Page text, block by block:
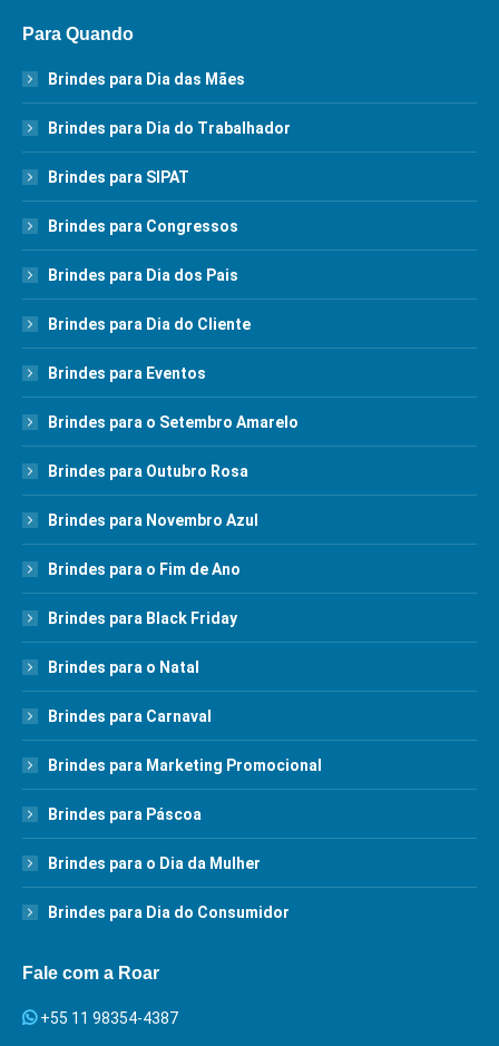
Para Quando
Brindes para Dia das Mães
Brindes para Dia do Trabalhador
Brindes para SIPAT
Brindes para Congressos
Brindes para Dia dos Pais
Brindes para Dia do Cliente
Brindes para Eventos
Brindes para o Setembro Amarelo
Brindes para Outubro Rosa
Brindes para Novembro Azul
Brindes para o Fim de Ano
Brindes para Black Friday
Brindes para o Natal
Brindes para Carnaval
Brindes para Marketing Promocional
Brindes para Páscoa
Brindes para o Dia da Mulher
Brindes para Dia do Consumidor
Fale com a Roar
+55 11 98354-4387